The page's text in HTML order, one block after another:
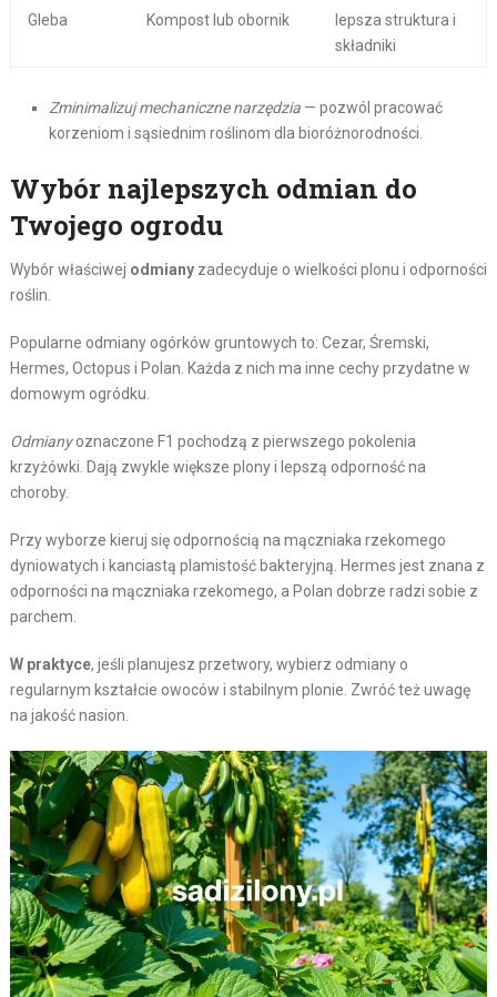
Gleba Kompost lub obornik
lepsza struktura i
składniki
Zminimalizuj mechaniczne narzędzia— pozwól pracować
korzeniom i sąsiednim roślinom dla bioróżnorodności.
Wybór najlepszych odmian do
Twojego ogrodu
Wybór właściwej odmianyzadecyduje o wielkości plonu i odporności
roślin.
Popularne odmiany ogórków gruntowych to: Cezar, Śremski,
Hermes, Octopus i Polan. Każda z nich ma inne cechy przydatne w
domowym ogródku.
Odmianyoznaczone F1 pochodzą z pierwszego pokolenia
krzyżówki. Dają zwykle większe plony i lepszą odporność na
choroby.
Przy wyborze kieruj się odpornością na mączniaka rzekomego
dyniowatych i kanciastą plamistość bakteryjną. Hermes jest znana z
odporności na mączniaka rzekomego, a Polan dobrze radzi sobie z
parchem.
W praktyce, jeśli planujesz przetwory, wybierz odmiany o
regularnym kształcie owoców i stabilnym plonie. Zwróć też uwagę
na jakość nasion.